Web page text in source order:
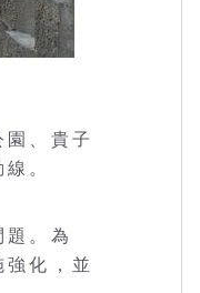
園、貴子
。
。為
化，並